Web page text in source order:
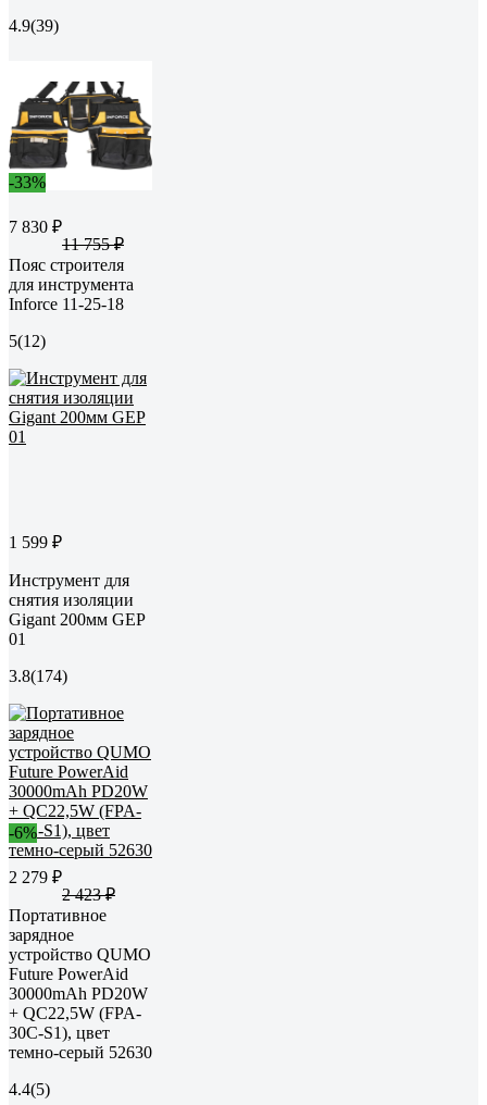
4.9(39)
-33%
7 830 ₽
11 755 ₽
Пояс строителя
для инструмента
Inforce 11-25-18
5(12)
1 599 ₽
Инструмент для
снятия изоляции
Gigant 200мм GEP
01
3.8(174)
-6%
2 279 ₽
2 423 ₽
Портативное
зарядное
устройство QUMO
Future PowerAid
30000mAh PD20W
+ QC22,5W (FPA-
30C-S1), цвет
темно-серый 52630
4.4(5)